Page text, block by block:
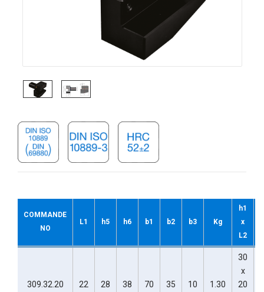
COMMANDE
NO
L1 h5 h6 b1 b2 b3 Kg
h1
x
L2
309.32.20 22 28 38 70 35 10 1.30
30
x
20